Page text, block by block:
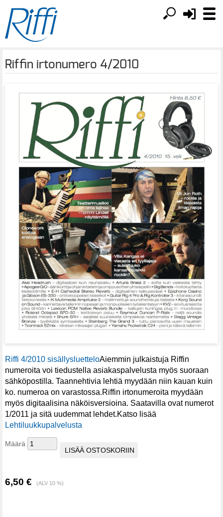
Riffin irtonumero 4/2010
Riffi 4/2010 sisällysluetteloAiemmin julkaistuja Riffin
numeroita voi tiedustella asiakaspalvelusta myös suoraan
sähköpostilla. Taannehtivia lehtiä myydään niin kauan kuin
ko. numeroa on varastossa.Riffin irtonumeroita myydään
myös digitaalisina näköisversioina. Saatavilla ovat numerot
1/2011 ja sitä uudemmat lehdet.Katso lisää
Lehtiluukkupalvelusta
Määrä
6,50 € (ALV 10 %)